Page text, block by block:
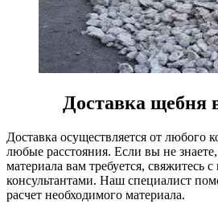
Доставка щебня
Доставка осуществляется от любого
любые расстояния. Если вы не знаете,
материала вам требуется, свяжитесь
консультантами. Наш специалист
расчет необходимого материала.